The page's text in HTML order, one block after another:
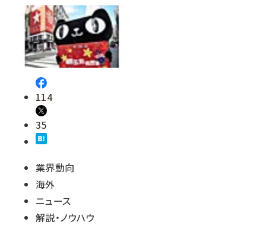
114
35
業界動向
海外
ニュース
解説・ノウハウ